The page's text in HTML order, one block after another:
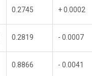
0.2745 + 0.0002
0.2819 - 0.0007
0.8866 - 0.0041